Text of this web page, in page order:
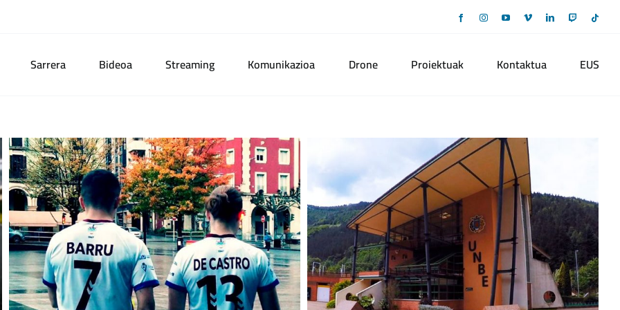
FacebookInstagramYouTubeVimeoLinkedInTwitch
Sarrera Bideoa Streaming Komunikazioa Drone Proiektuak Kontaktua EUS
Kirolaren Europar Hiria
Dokumentala